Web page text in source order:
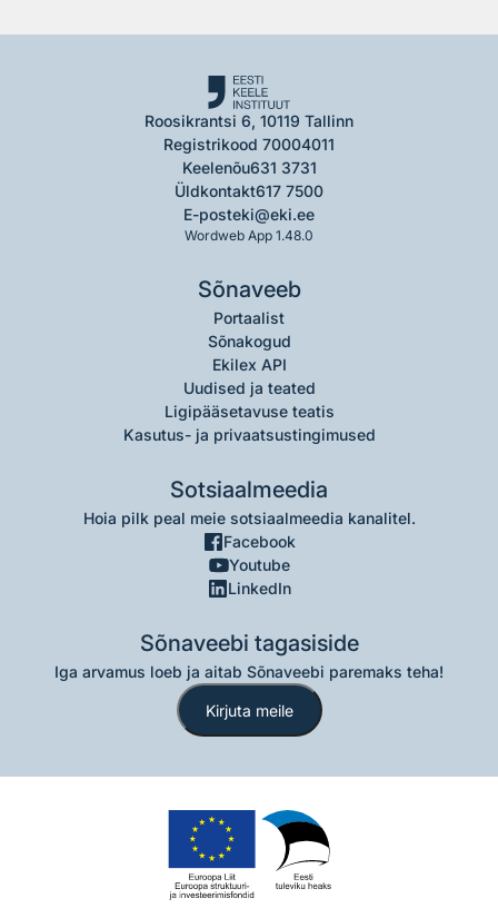
Roosikrantsi 6, 10119 Tallinn
Registrikood 70004011
Keelenõu631 3731
Üldkontakt617 7500
E-posteki@eki.ee
Wordweb App 1.48.0
Sõnaveeb
Portaalist
Sõnakogud
Ekilex API
Uudised ja teated
Ligipääsetavuse teatis
Kasutus- ja privaatsustingimused
Sotsiaalmeedia
Hoia pilk peal meie sotsiaalmeedia kanalitel.
Facebook
Youtube
LinkedIn
Sõnaveebi tagasiside
Iga arvamus loeb ja aitab Sõnaveebi paremaks teha!
Kirjuta meile